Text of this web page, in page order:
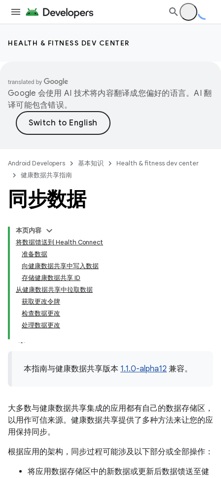
HEALTH & FITNESS DEV CENTER
Google 会使用 AI 技术将内容翻译成您偏好的语言。AI 翻
译可能包含错误。
Android Developers 基本知识
Health & fitness dev center
健康数据共享指南
同步数据
本页内容
将数据馈送到 Health Connect
准备数据
向健康数据共享中写入数据
存储健康数据共享 ID
从健康数据共享中拉取数据
获取更改令牌
检查数据更改
处理数据更改
本指南与健康数据共享版本 1.1.0-alpha12 兼容。
大多数与健康数据共享集成的应用都有自己的数据存储区，
以用作可信来源。健康数据共享提供了多种方法来让您的应
用保持同步。
根据应用的架构，同步过程可能涉及以下部分或全部操作：
将应用数据存储区中的新数据或更新后数据馈送至健